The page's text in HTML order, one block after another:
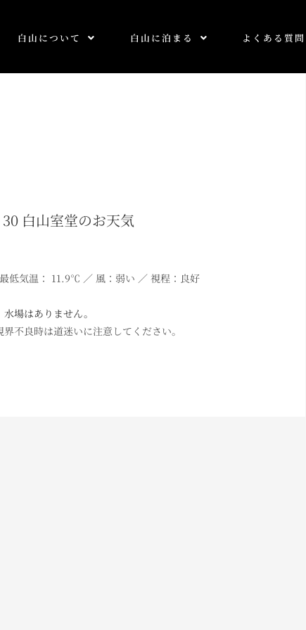
白山について 白山に泊まる よくある質問
白山室堂のお天気
低気温： 11.9℃ ／ 風：弱い ／ 視程：良好
場はありません。
良時は道迷いに注意してください。